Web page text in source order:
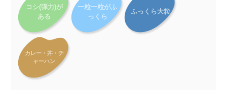
コシ(弾力)が
ある
一粒一粒がふ
っくら
ふっくら大粒
カレー・丼・チ
ャーハン